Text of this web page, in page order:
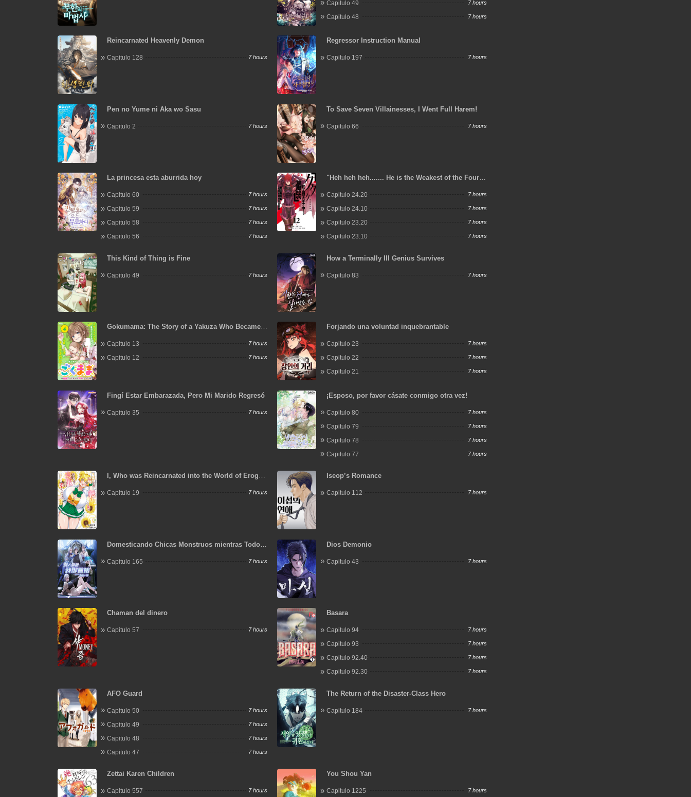
Capitulo 49 7 hours
Capitulo 48 7 hours
Reincarnated Heavenly Demon
Capitulo 128 7 hours
Regressor Instruction Manual
Capitulo 197 7 hours
Pen no Yume ni Aka wo Sasu
Capitulo 2 7 hours
To Save Seven Villainesses, I Went Full Harem!
Capitulo 66 7 hours
La princesa esta aburrida hoy
Capitulo 60 7 hours
Capitulo 59 7 hours
Capitulo 58 7 hours
Capitulo 56 7 hours
"Heh heh heh....... He is the Weakest of the Four
but Somehow I Became the Master of a Hero and
a Priestess
Capitulo 24.20 7 hours
Capitulo 24.10 7 hours
Capitulo 23.20 7 hours
Capitulo 23.10 7 hours
This Kind of Thing is Fine
Capitulo 49 7 hours
How a Terminally Ill Genius Survives
Capitulo 83 7 hours
Gokumama: The Story of a Yakuza Who Became a
Capitulo 13 7 hours
Capitulo 12 7 hours
Forjando una voluntad inquebrantable
Capitulo 23 7 hours
Capitulo 22 7 hours
Capitulo 21 7 hours
Fingí Estar Embarazada, Pero Mi Marido Regresó
Capitulo 35 7 hours
¡Esposo, por favor cásate conmigo otra vez!
Capitulo 80 7 hours
Capitulo 79 7 hours
Capitulo 78 7 hours
Capitulo 77 7 hours
I, Who was Reincarnated into the World of Eroge,
Capitulo 19 7 hours
Iseop’s Romance
Capitulo 112 7 hours
Domesticando Chicas Monstruos mientras Todos
Capitulo 165 7 hours
Dios Demonio
Capitulo 43 7 hours
Chaman del dinero
Capitulo 57 7 hours
Basara
Capitulo 94 7 hours
Capitulo 93 7 hours
Capitulo 92.40 7 hours
Capitulo 92.30 7 hours
AFO Guard
Capitulo 50 7 hours
Capitulo 49 7 hours
Capitulo 48 7 hours
Capitulo 47 7 hours
The Return of the Disaster-Class Hero
Capitulo 184 7 hours
Zettai Karen Children
Capitulo 557 7 hours
You Shou Yan
Capitulo 1225 7 hours